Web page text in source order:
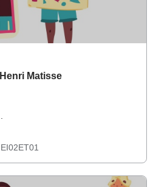
Matisse
EI02ET01